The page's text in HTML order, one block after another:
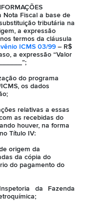
Nota Fiscal a base de
tributária na
a expressão
termos da cláusula
ICMS 03/99 – R$
a expressão “Valor
do programa
os dados
relativas a essas
as recebidas do
houver, na forma
Título IV:
origem da
da cópia do
do pagamento do
da Fazenda